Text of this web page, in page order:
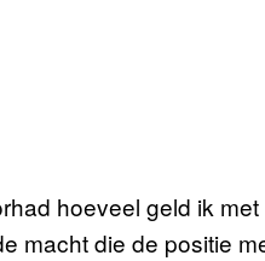
hoeveel geld ik
macht die de positie